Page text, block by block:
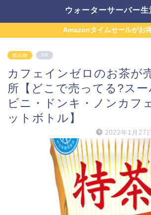
ウォーターサーバー生
Amazonタイムセールがお
飲み物 PR
カフェインゼロのお茶が
所【どこで売ってる?スー
ビニ・ドンキ・ノンカフ
ットボトル】
2022年1月27日